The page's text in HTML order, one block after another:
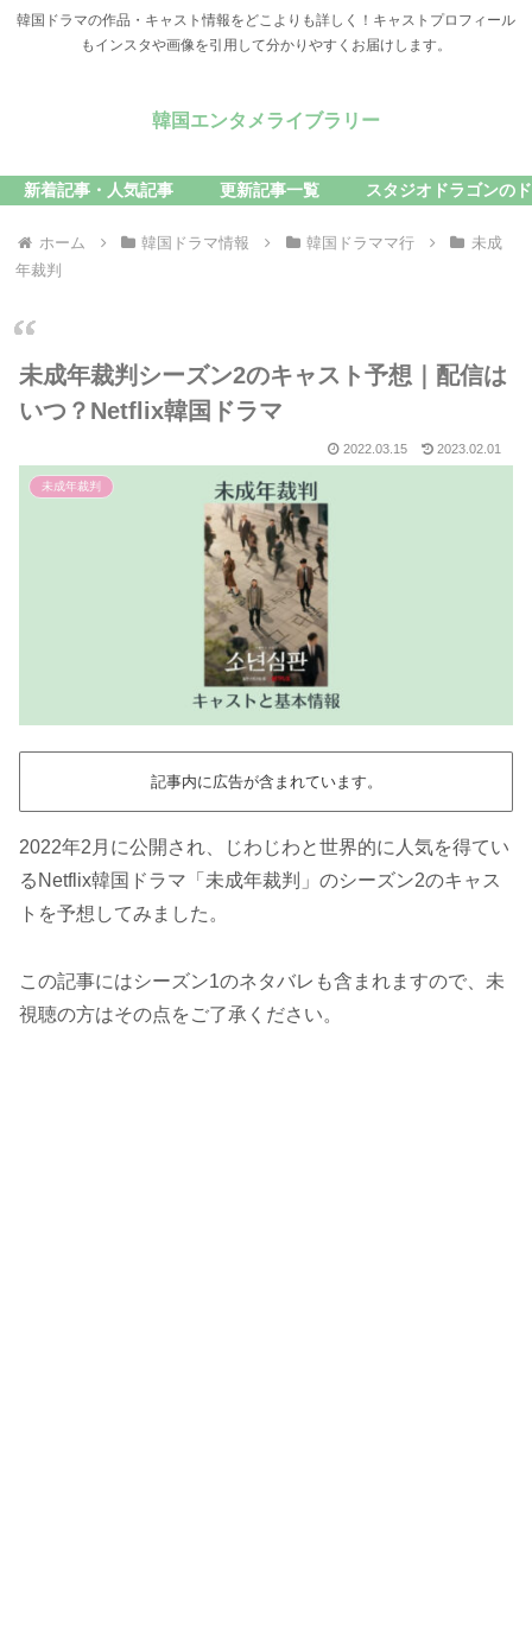
韓国ドラマの作品・キャスト情報をどこよりも詳しく！キャストプロフィール
もインスタや画像を引用して分かりやすくお届けします。
韓国エンタメライブラリー
新着記事・人気記事 更新記事一覧 スタジオドラゴンの
ホーム 韓国ドラマ情報 韓国ドラママ行
未成
年裁判
未成年裁判シーズン2のキャスト予想｜配信は
いつ？Netflix韓国ドラマ
2022.03.15 2023.02.01
未成年裁判
記事内に広告が含まれています。
2022年2月に公開され、じわじわと世界的に人気を得てい
るNetflix韓国ドラマ「未成年裁判」のシーズン2のキャス
トを予想してみました。
この記事にはシーズン1のネタバレも含まれますので、未
視聴の方はその点をご了承ください。